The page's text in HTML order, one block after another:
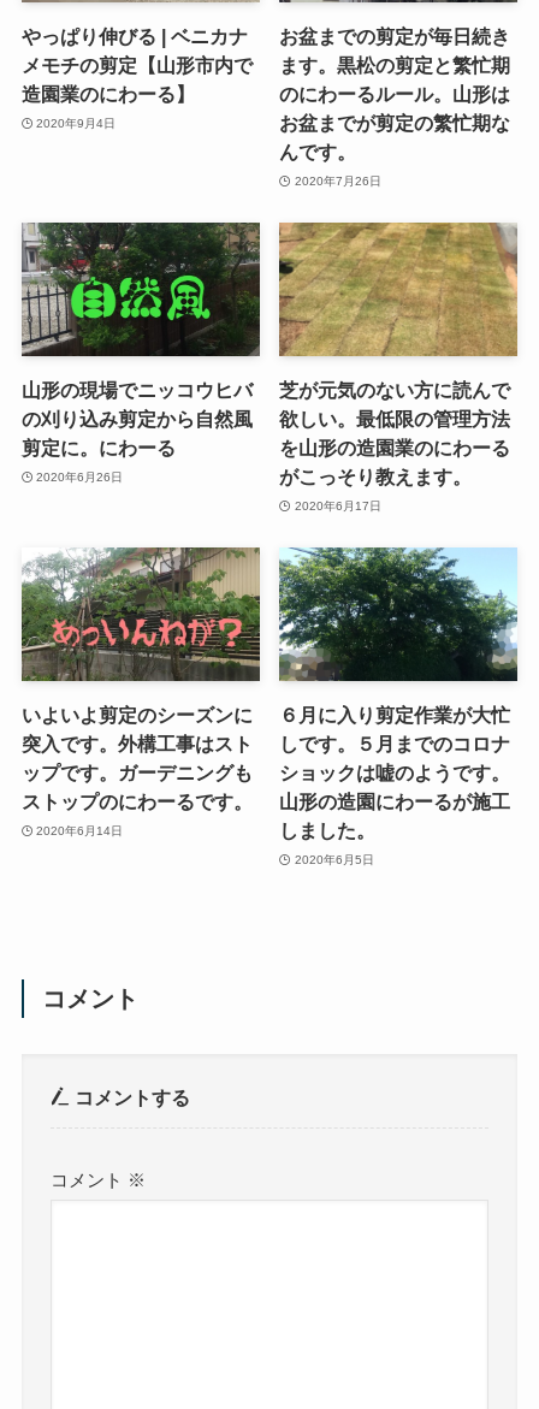
やっぱり伸びる | ベニカナ
メモチの剪定【山形市内で
造園業のにわーる】
2020年9月4日
お盆までの剪定が毎日続き
ます。黒松の剪定と繁忙期
のにわーるルール。山形は
お盆までが剪定の繁忙期な
んです。
2020年7月26日
山形の現場でニッコウヒバ
の刈り込み剪定から自然風
剪定に。にわーる
2020年6月26日
芝が元気のない方に読んで
欲しい。最低限の管理方法
を山形の造園業のにわーる
がこっそり教えます。
2020年6月17日
いよいよ剪定のシーズンに
突入です。外構工事はスト
ップです。ガーデニングも
ストップのにわーるです。
2020年6月14日
６月に入り剪定作業が大忙
しです。５月までのコロナ
ショックは嘘のようです。
山形の造園にわーるが施工
しました。
2020年6月5日
コメント
コメントする
コメント ※